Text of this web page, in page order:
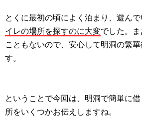
とくに最初の頃によく泊まり、遊んで
イレの場所を探すのに大変でした。
こともないので、安心して明洞の繁
す。
ということで今回は、明洞で簡単に
所をいくつかお伝えしますね。